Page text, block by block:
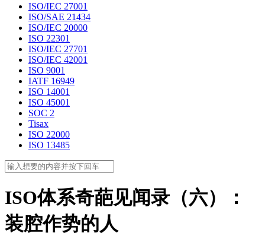
ISO/IEC 27001
ISO/SAE 21434
ISO/IEC 20000
ISO 22301
ISO/IEC 27701
ISO/IEC 42001
ISO 9001
IATF 16949
ISO 14001
ISO 45001
SOC 2
Tisax
ISO 22000
ISO 13485
ISO体系奇葩见闻录（六）：
装腔作势的人